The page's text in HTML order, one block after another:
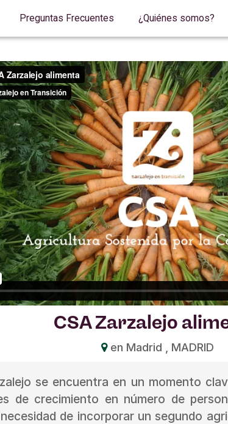
Preguntas Frecuentes ¿Quiénes somos?
CSA Zarzalejo
en Madrid , MADRID
se encuentra en un momento
de crecimiento en número de
de incorporar un segundo